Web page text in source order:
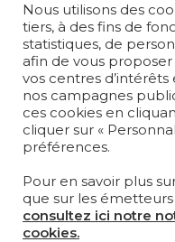
MAGAZINE
LA MAISON
OÙ NOUS
Carrière
Nous utilisons des
tiers, à des fins de
statistiques, de
afin de vous
vos centres
nos campagnes
ces cookies en
cliquer sur «
préférences.
Pour en savoir plus
que sur les
consultez ici notre
cookies.